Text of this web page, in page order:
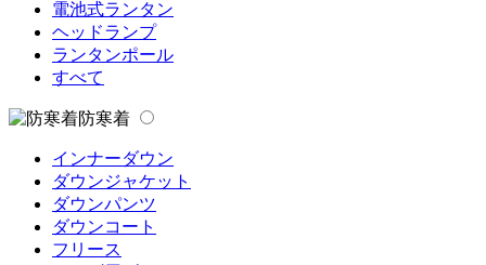
電池式ランタン
ヘッドランプ
ランタンポール
すべて
防寒着
インナーダウン
ダウンジャケット
ダウンパンツ
ダウンコート
フリース